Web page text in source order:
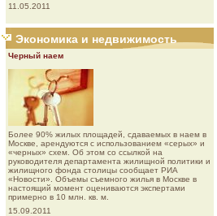
11.05.2011
Экономика и недвижимость
Черный наем
Более 90% жилых площадей, сдаваемых в наем в
Москве, арендуются с использованием «серых» и
«черных» схем. Об этом со ссылкой на
руководителя департамента жилищной политики и
жилищного фонда столицы сообщает РИА
«Новости». Объемы съемного жилья в Москве в
настоящий момент оцениваются экспертами
примерно в 10 млн. кв. м.
15.09.2011